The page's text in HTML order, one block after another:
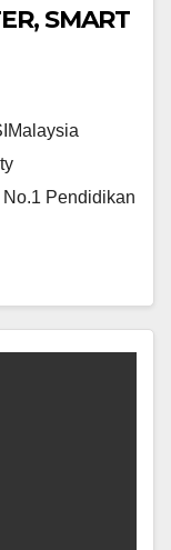
SMART
Pendidikan